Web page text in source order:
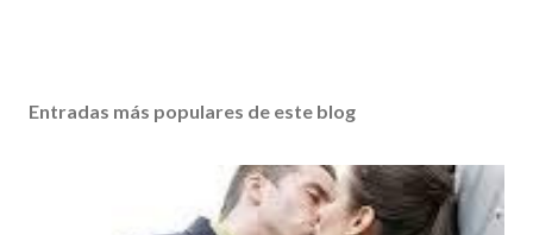
Entradas más populares de este blog